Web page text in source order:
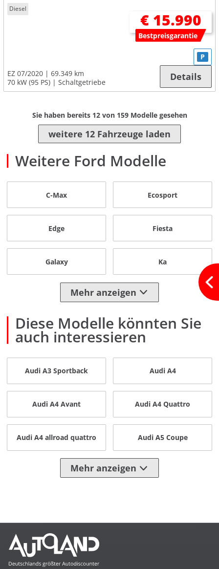
Diesel
€ 15.990
Bestpreisgarantie
EZ 07/2020
69.349 km
70 kW (95 PS)
Schaltgetriebe
P
Details
Sie haben bereits 12von 159Modelle gesehen
weitere 12 Fahrzeuge laden
Weitere Ford Modelle
C-Max Ecosport
Edge Fiesta
Galaxy Ka
Mehr anzeigen
Diese Modelle könnten Sie
auch interessieren
Audi A3 Sportback Audi A4
Audi A4 Avant Audi A4 Quattro
Audi A4 allroad quattro Audi A5 Coupe
Mehr anzeigen